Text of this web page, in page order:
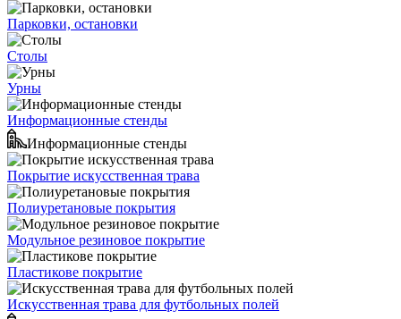
Парковки, остановки
Столы
Урны
Информационные стенды
Информационные стенды
Покрытие искусственная трава
Полиуретановые покрытия
Модульное резиновое покрытие
Пластикове покрытие
Искусственная трава для футбольных полей